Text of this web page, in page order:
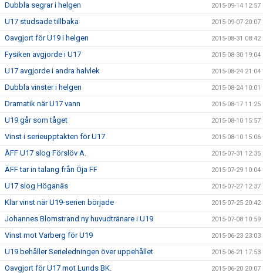
Dubbla segrar i helgen 2015-09-14 12:57
U17 studsade tillbaka 2015-09-07 20:07
Oavgjort för U19 i helgen 2015-08-31 08:42
Fysiken avgjorde i U17 2015-08-30 19:04
U17 avgjorde i andra halvlek 2015-08-24 21:04
Dubbla vinster i helgen 2015-08-24 10:01
Dramatik när U17 vann 2015-08-17 11:25
U19 går som tåget 2015-08-10 15:57
Vinst i serieupptakten för U17 2015-08-10 15:06
ÄFF U17 slog Förslöv A. 2015-07-31 12:35
ÄFF tar in talang från Öja FF 2015-07-29 10:04
U17 slog Höganäs 2015-07-27 12:37
Klar vinst när U19-serien började 2015-07-25 20:42
Johannes Blomstrand ny huvudtränare i U19 2015-07-08 10:59
Vinst mot Varberg för U19 2015-06-23 23:03
U19 behåller Serieledningen över uppehållet 2015-06-21 17:53
Oavgjort för U17 mot Lunds BK. 2015-06-20 20:07